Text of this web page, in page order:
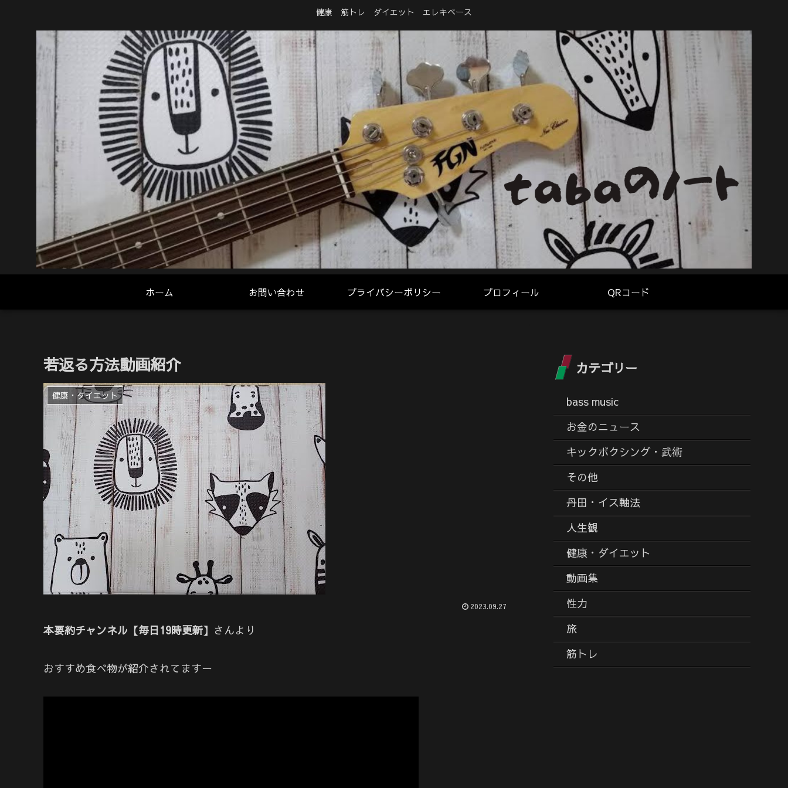
健康 筋トレ ダイエット エレキベース
ホーム お問い合わせ プライバシーポリシー プロフィール QRコード
若返る方法動画紹介
健康・ダイエット
2023.09.27
本要約チャンネル【毎日19時更新】 さんより
おすすめ食べ物が紹介されてますー
カテゴリー
bass music
お金のニュース
キックボクシング・武術
その他
丹田・イス軸法
人生観
健康・ダイエット
動画集
性力
旅
筋トレ